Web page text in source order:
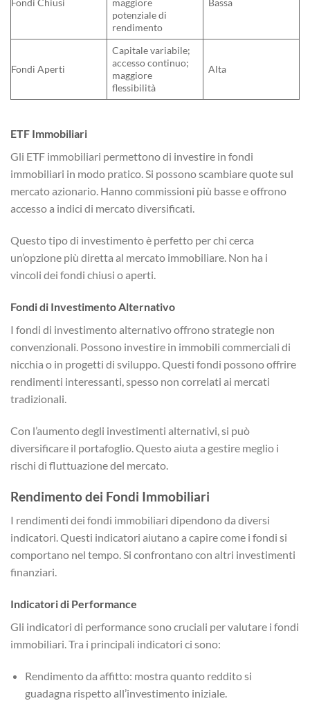
potenziale di
rendimento
Fondi Aperti
Capitale variabile;
accesso continuo;
maggiore
flessibilità
Alta
ETF Immobiliari
Gli ETF immobiliari permettono di investire in fondi
immobiliari in modo pratico. Si possono scambiare quote sul
mercato azionario. Hanno commissioni più basse e offrono
accesso a indici di mercato diversificati.
Questo tipo di investimento è perfetto per chi cerca
un’opzione più diretta al mercato immobiliare. Non ha i
vincoli dei fondi chiusi o aperti.
Fondi di Investimento Alternativo
I fondi di investimento alternativo offrono strategie non
convenzionali. Possono investire in immobili commerciali di
nicchia o in progetti di sviluppo. Questi fondi possono offrire
rendimenti interessanti, spesso non correlati ai mercati
tradizionali.
Con l’aumento degli investimenti alternativi, si può
diversificare il portafoglio. Questo aiuta a gestire meglio i
rischi di fluttuazione del mercato.
Rendimento dei Fondi Immobiliari
I rendimenti dei fondi immobiliari dipendono da diversi
indicatori. Questi indicatori aiutano a capire come i fondi si
comportano nel tempo. Si confrontano con altri investimenti
finanziari.
Indicatori di Performance
Gli indicatori di performance sono cruciali per valutare i fondi
immobiliari. Tra i principali indicatori ci sono:
Rendimento da affitto: mostra quanto reddito si
guadagna rispetto all’investimento iniziale.